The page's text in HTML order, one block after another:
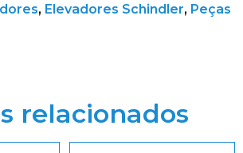
, Elevadores Schindler, Peças
relacionados